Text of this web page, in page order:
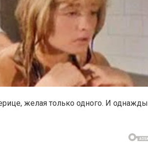
желая только одного. И однажды